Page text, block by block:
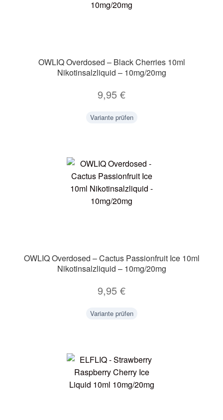
OWLIQ Overdosed – Black Cherries 10ml
Nikotinsalzliquid – 10mg/20mg
9,95 €
Variante prüfen
OWLIQ Overdosed – Cactus Passionfruit Ice 10ml
Nikotinsalzliquid – 10mg/20mg
9,95 €
Variante prüfen